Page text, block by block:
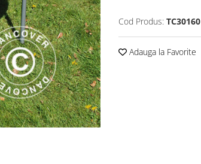
Cod Produs: TC30160
Adauga la Favorite